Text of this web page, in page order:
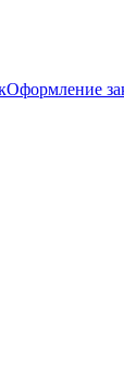
Оформление